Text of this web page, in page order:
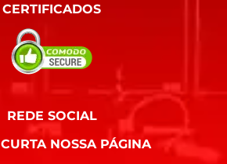
CERTIFICADOS
REDE SOCIAL
CURTA NOSSA PÁGINA